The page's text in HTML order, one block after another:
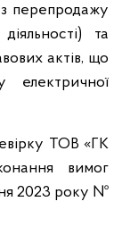
з перепродажу
та
актів, що
електричної
ТОВ «ГК
вимог
2023 року №